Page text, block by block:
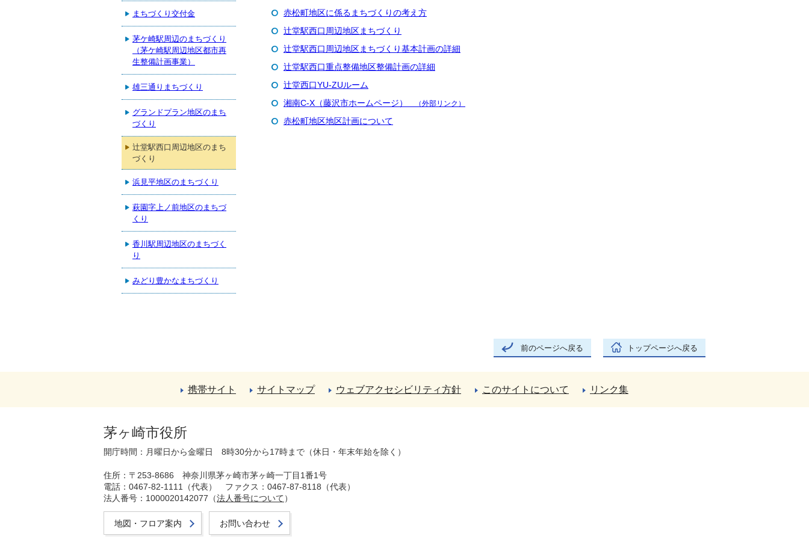
赤松町地区に係るまちづくりの考え方
辻堂駅西口周辺地区まちづくり
辻堂駅西口周辺地区まちづくり基本計画の詳細
辻堂駅西口重点整備地区整備計画の詳細
辻堂西口YU-ZUルーム
湘南C-X（藤沢市ホームページ）
（外部リンク）
赤松町地区地区計画について
まちづくり交付金
茅ケ崎駅周辺のまちづくり
（茅ケ崎駅周辺地区都市再
生整備計画事業）
雄三通りまちづくり
グランドプラン地区のまち
づくり
辻堂駅西口周辺地区のまち
づくり
浜見平地区のまちづくり
萩園字上ノ前地区のまちづ
くり
香川駅周辺地区のまちづく
り
みどり豊かなまちづくり
前のページへ戻る トップページへ戻る
携帯サイト サイトマップ ウェブアクセシビリティ方針 このサイトについて リンク集
茅ヶ崎市役所
開庁時間：月曜日から金曜日 8時30分から17時まで（休日・年末年始を除く）
住所：〒253-8686 神奈川県茅ヶ崎市茅ヶ崎一丁目1番1号
電話：0467-82-1111（代表） ファクス：0467-87-8118（代表）
法人番号：1000020142077（法人番号について）
地図・フロア案内 お問い合わせ